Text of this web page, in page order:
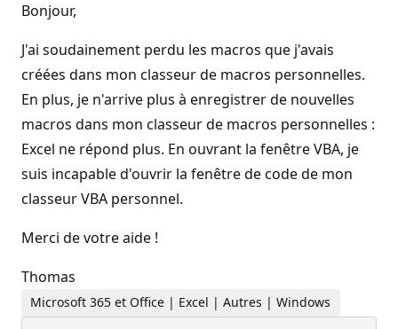
Bonjour,
J'ai soudainement perdu les macros que j'avais
créées dans mon classeur de macros personnelles.
En plus, je n'arrive plus à enregistrer de nouvelles
macros dans mon classeur de macros personnelles :
Excel ne répond plus. En ouvrant la fenêtre VBA, je
suis incapable d'ouvrir la fenêtre de code de mon
classeur VBA personnel.
Merci de votre aide !
Thomas
Microsoft 365 et Office | Excel | Autres | Windows